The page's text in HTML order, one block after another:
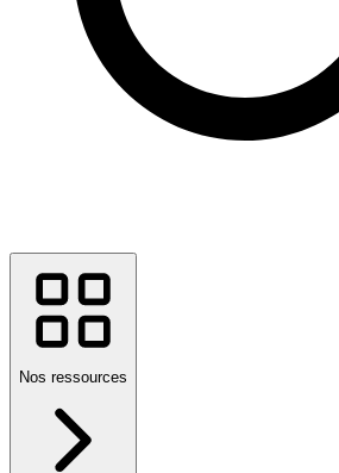
Nos ressources